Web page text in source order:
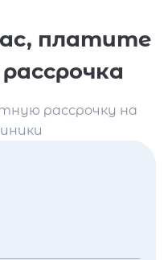
платите
рассрочку на